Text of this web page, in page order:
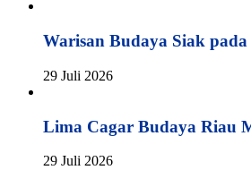
Warisan Budaya Siak
29 Juli 2026
Lima Cagar Budaya Riau
29 Juli 2026